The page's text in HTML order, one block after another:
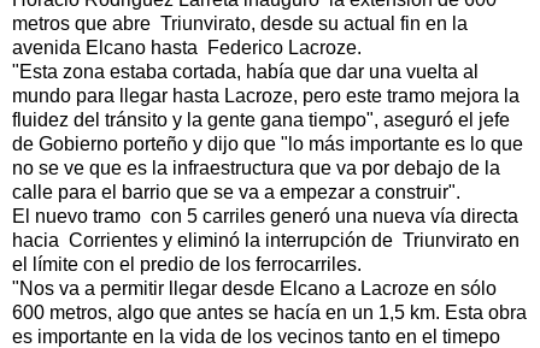
metros que abre Triunvirato, desde su actual fin en la
avenida Elcano hasta Federico Lacroze.
"Esta zona estaba cortada, había que dar una vuelta al
mundo para llegar hasta Lacroze, pero este tramo mejora la
fluidez del tránsito y la gente gana tiempo", aseguró el jefe
de Gobierno porteño y dijo que "lo más importante es lo que
no se ve que es la infraestructura que va por debajo de la
calle para el barrio que se va a empezar a construir".
El nuevo tramo con 5 carriles generó una nueva vía directa
hacia Corrientes y eliminó la interrupción de Triunvirato en
el límite con el predio de los ferrocarriles.
"Nos va a permitir llegar desde Elcano a Lacroze en sólo
600 metros, algo que antes se hacía en un 1,5 km. Esta obra
es importante en la vida de los vecinos tanto en el timepo